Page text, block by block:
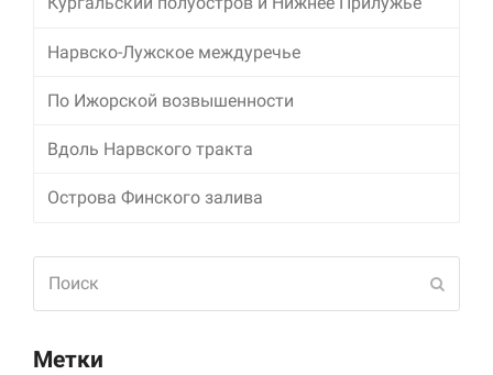
Нарвско-Лужское междуречье
По Ижорской возвышенности
Вдоль Нарвского тракта
Острова Финского залива
Метки